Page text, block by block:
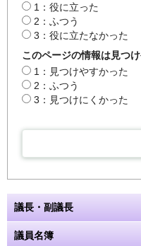
1：役に立った
2：ふつう
3：役に立たなかった
このページの情報は見つ
1：見つけやすかった
2：ふつう
3：見つけにくかった
議長・副議長
議員名簿